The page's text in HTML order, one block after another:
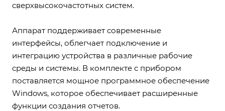
сверхвысокочастотных систем.
Аппарат поддерживает современные
интерфейсы, облегчает подключение и
интеграцию устройства в различные рабочие
среды и системы. В комплекте с прибором
поставляется мощное программное обеспечение
Windows, которое обеспечивает расширенные
функции создания отчетов.